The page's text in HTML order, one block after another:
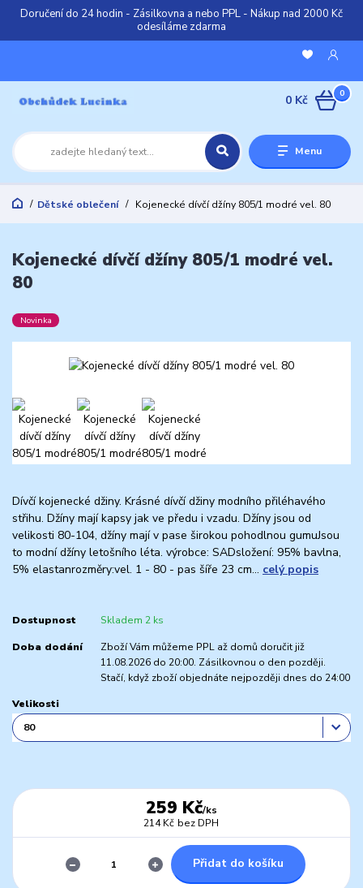
Doručení do 24 hodin - Zásilkovna a nebo PPL - Nákup nad 2000 Kč
odesíláme zdarma
Menu
0
0 Kč
Dětské oblečení Kojenecké dívčí džíny 805/1 modré vel. 80
Kojenecké dívčí džíny 805/1 modré vel.
80
Novinka
Dívčí kojenecké džiny. Krásné dívčí džiny modního přiléhavého
střihu. Džíny mají kapsy jak ve předu i vzadu. Džíny jsou od
velikosti 80-104, džíny mají v pase širokou pohodlnou gumuJsou
to modní džíny letošního léta. výrobce: SADsložení: 95% bavlna,
5% elastanrozměry:vel. 1 - 80 - pas šíře 23 cm... celý popis
Dostupnost Skladem 2 ks
Doba dodání
Zboží Vám můžeme PPL až domů doručit již
11.08.2026 do 20:00. Zásilkovnou o den později.
Stačí, když zboží objednáte nejpozději dnes do 24:00
Velikosti
259 Kč/ks
214 Kč bez DPH
Přidat do košíku